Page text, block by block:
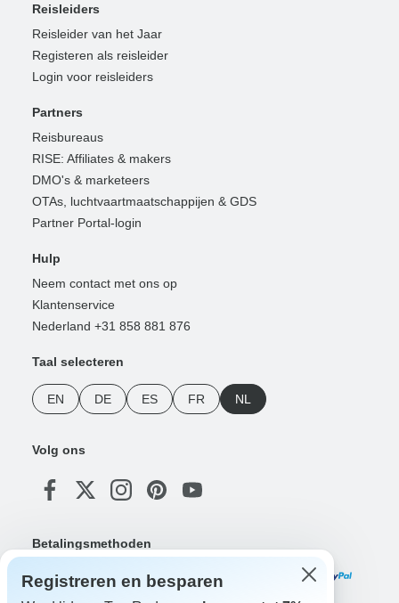
Reisleiders
Reisleider van het Jaar
Registeren als reisleider
Login voor reisleiders
Partners
Reisbureaus
RISE: Affiliates & makers
DMO's & marketeers
OTAs, luchtvaartmaatschappijen & GDS
Partner Portal-login
Hulp
Neem contact met ons op
Klantenservice
Nederland +31 858 881 876
Taal selecteren
EN DE ES FR NL
Volg ons
Betalingsmethoden
Registreren en besparen